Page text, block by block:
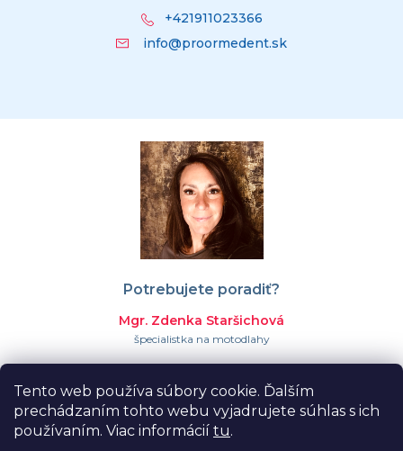
Tento web používa súbory cookie. Ďalším
prechádzaním tohto webu vyjadrujete súhlas s ich
používaním. Viac informácií tu.
+421911023366
info@proormedent.sk
Potrebujete poradiť?
Mgr. Zdenka Staršichová
špecialistka na motodlahy
+421 911 023 366
info@proormedent.sk